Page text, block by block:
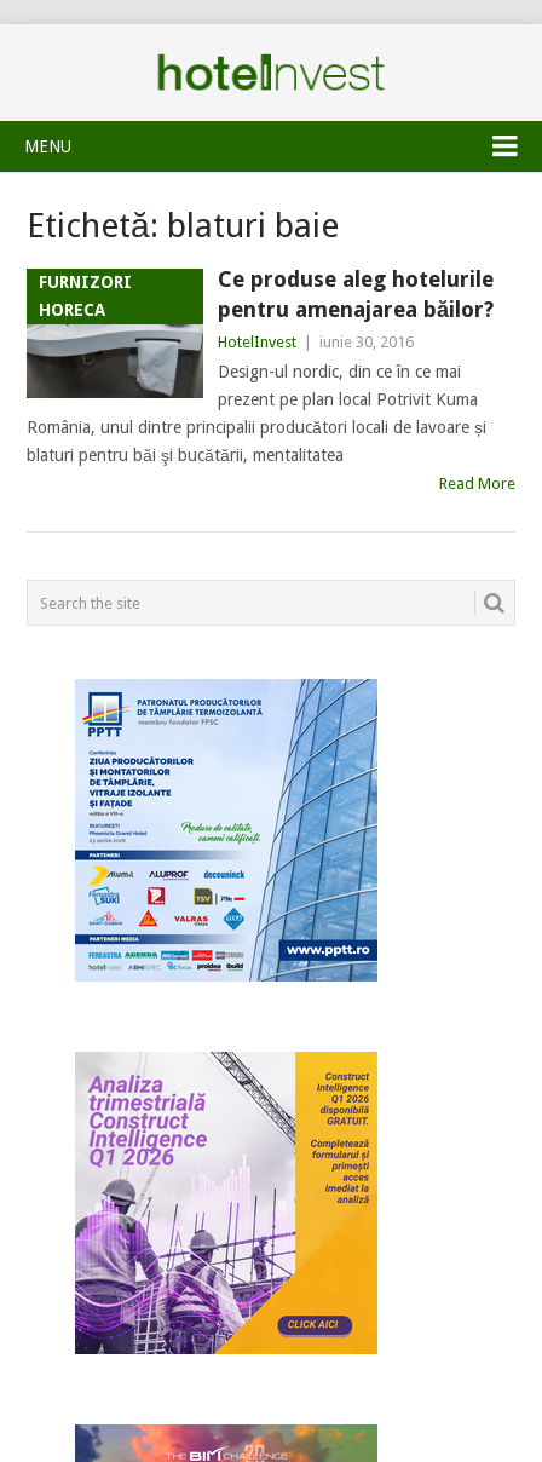
MENU
Etichetă: blaturi baie
FURNIZORI
HORECA
Ce produse aleg hotelurile
pentru amenajarea băilor?
HotelInvest iunie 30, 2016
Design-ul nordic, din ce în ce mai
prezent pe plan local Potrivit Kuma
România, unul dintre principalii producători locali de lavoare și
blaturi pentru băi şi bucătării, mentalitatea
Read More
POSTS
NAVIGATION